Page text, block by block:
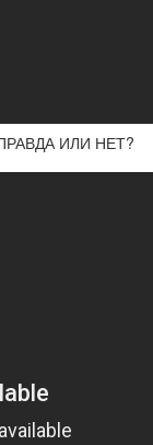
ИЛИ НЕТ?